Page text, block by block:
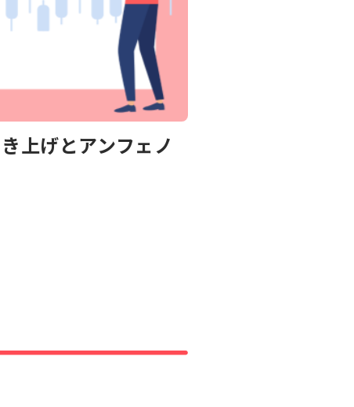
上げとアンフェノ